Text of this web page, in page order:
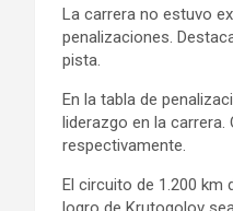
La carrera no estuvo
penalizaciones.
pista.
En la tabla de
liderazgo en la
respectivamente.
El circuito de 1.200 km